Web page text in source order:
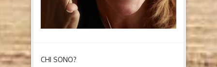
CHI SONO?